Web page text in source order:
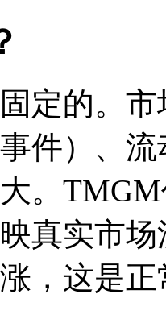
定的。
件）、
。
真实市
，这是